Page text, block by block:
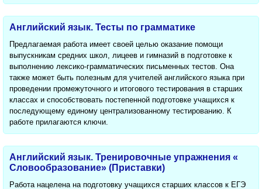
Английский язык. Тесты по грамматике
Предлагаемая работа имеет своей целью оказание помощи
выпускникам средних школ, лицеев и гимназий в подготовке к
выполнению лексико-грамматических письменных тестов. Она
также может быть полезным для учителей английского языка при
проведении промежуточного и итогового тестирования в старших
классах и способствовать постепенной подготовке учащихся к
последующему единому централизованному тестированию. К
работе прилагаются ключи.
Английский язык. Тренировочные упражнения «
Словообразование» (Приставки)
Работа нацелена на подготовку учащихся старших классов к ЕГЭ